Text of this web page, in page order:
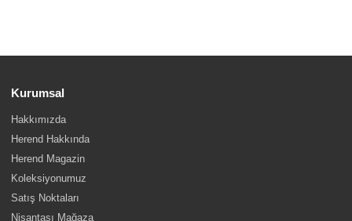
Kurumsal
Hakkımızda
Herend Hakkında
Herend Magazin
Koleksiyonumuz
Satış Noktaları
Nişantaşı Mağaza